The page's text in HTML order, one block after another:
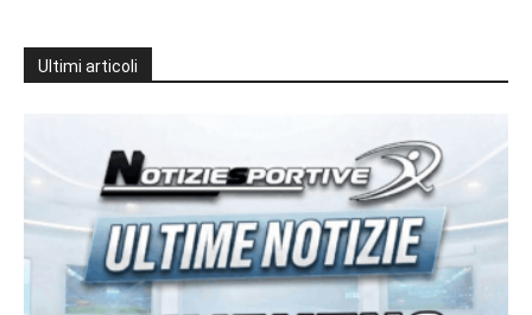
Ultimi articoli